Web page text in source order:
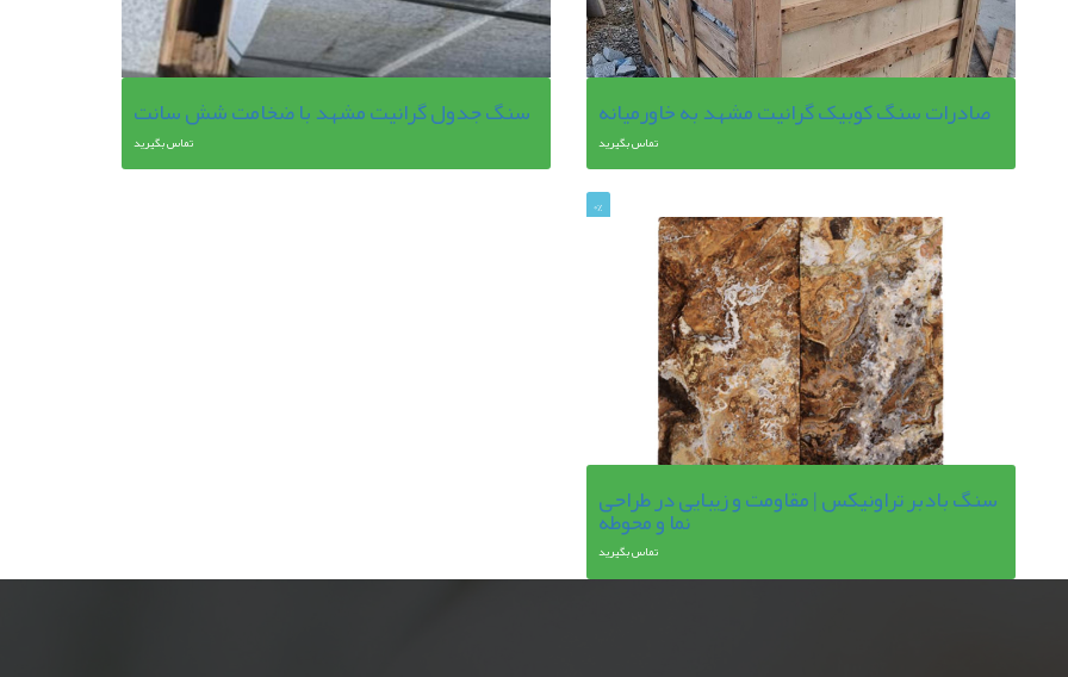
صادرات سنگ کوبیک گرانیت مشهد به خاورمیانه
تماس بگیرید
سنگ جدول گرانیت مشهد با ضخامت شش سانت
تماس بگیرید
0%
سنگ بادبر تراونیکس | مقاومت و زیبایی در طراحی
نما و محوطه
تماس بگیرید